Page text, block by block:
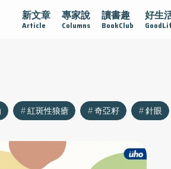
新文章
Article
專家說
Columns
讀書趣
BookClub
好生
再生醫學 愛的未來視 認識
紅斑性狼瘡 奇亞籽 針眼